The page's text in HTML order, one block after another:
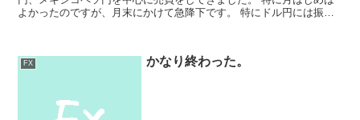
よかったのですが、月末にかけて急降下です。 特にドル円には振り
FX かなり終わった。